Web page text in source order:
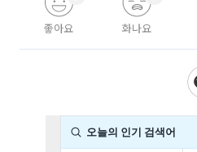
좋아요 화나요